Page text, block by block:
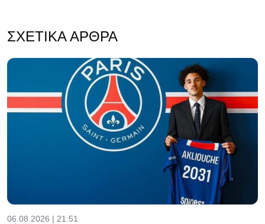
ΣΧΕΤΙΚΆ ΆΡΘΡΑ
06.08.2026 | 21:51